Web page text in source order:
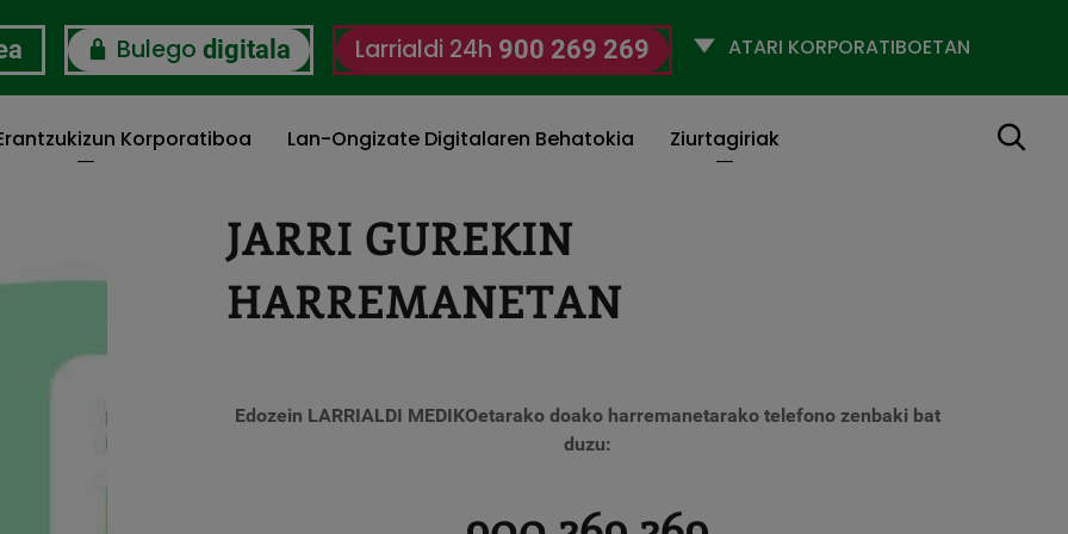
Bulego digitala Larrialdi 24h 900 269 269
Selecciona
Korporatiboa Lan-Ongizate Digitalaren Behatokia Ziurtagiriak Bilatu
JARRI GUREKIN
HARREMANETAN
Edozein LARRIALDI MEDIKOetarako doako harremanetarako telefono zenbaki bat
duzu: